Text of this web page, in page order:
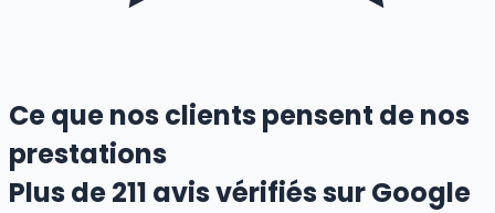
Ce que nos clients pensent de nos
prestations
Plus de211 avis vérifiés sur Google